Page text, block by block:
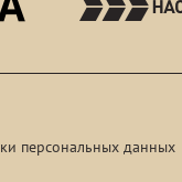
персональных данных